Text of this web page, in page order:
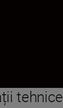
tehnice